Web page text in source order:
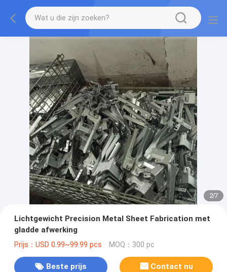
2/7
Lichtgewicht Precision Metal Sheet Fabrication met
gladde afwerking
Prijs：USD 0.99~99.99 pcs MOQ：300 pc
Beste prijs Contact nu